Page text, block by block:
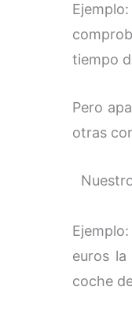
tiempo
Pero
otras
euros
coche